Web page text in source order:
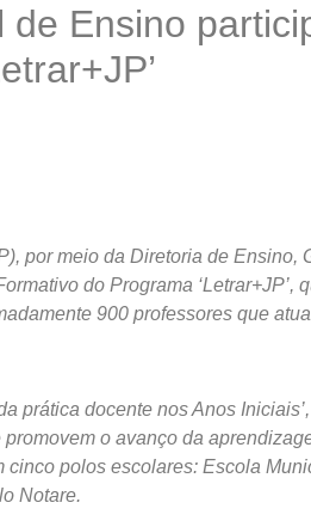
Ensino
por meio da Diretoria de Ensino,
do Programa ‘Letrar+JP’,
900 professores que
prática docente nos Anos
o avanço da
polos escolares: Escola
Notare.